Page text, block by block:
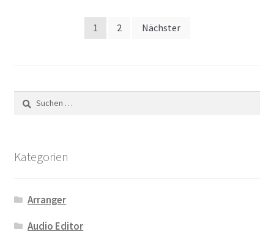
Seitennummerierung
1 2 Nächster
nach:
Kategorien
Arranger
Audio Editor